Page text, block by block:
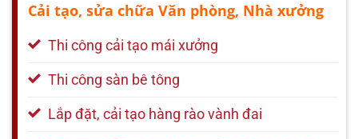
Cải tạo, sửa chữa Văn phòng, Nhà xưởng
Thi công cải tạo mái xưởng
Thi công sàn bê tông
Lắp đặt, cải tạo hàng rào vành đai